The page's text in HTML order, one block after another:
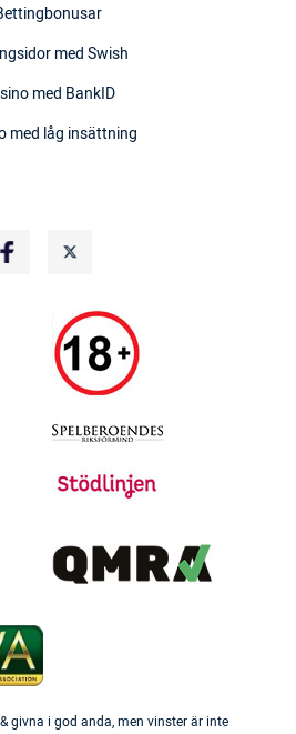
med Swish
med BankID
med låg insättning
givna i god anda, men vinster är inte